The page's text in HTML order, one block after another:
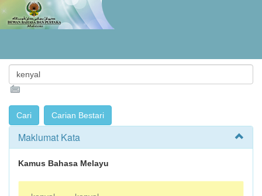
Maklumat Kata
Kamus Bahasa Melayu